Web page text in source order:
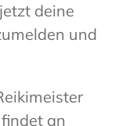
deine
und
an